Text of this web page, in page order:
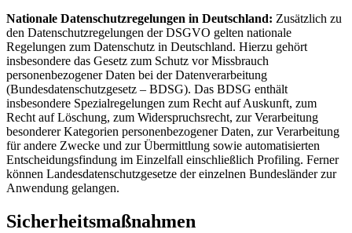
Nationale Datenschutzregelungen in Deutschland: Zusätzlich zu
den Datenschutzregelungen der DSGVO gelten nationale
Regelungen zum Datenschutz in Deutschland. Hierzu gehört
insbesondere das Gesetz zum Schutz vor Missbrauch
personenbezogener Daten bei der Datenverarbeitung
(Bundesdatenschutzgesetz – BDSG). Das BDSG enthält
insbesondere Spezialregelungen zum Recht auf Auskunft, zum
Recht auf Löschung, zum Widerspruchsrecht, zur Verarbeitung
besonderer Kategorien personenbezogener Daten, zur Verarbeitung
für andere Zwecke und zur Übermittlung sowie automatisierten
Entscheidungsfindung im Einzelfall einschließlich Profiling. Ferner
können Landesdatenschutzgesetze der einzelnen Bundesländer zur
Anwendung gelangen.
Sicherheitsmaßnahmen